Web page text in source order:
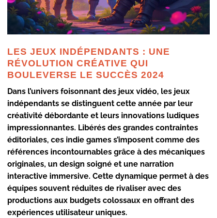
LES JEUX INDÉPENDANTS : UNE
RÉVOLUTION CRÉATIVE QUI
BOULEVERSE LE SUCCÈS 2024
Dans l’univers foisonnant des jeux vidéo, les jeux
indépendants se distinguent cette année par leur
créativité débordante et leurs innovations ludiques
impressionnantes. Libérés des grandes contraintes
éditoriales, ces indie games s’imposent comme des
références incontournables grâce à des mécaniques
originales, un design soigné et une narration
interactive immersive. Cette dynamique permet à des
équipes souvent réduites de rivaliser avec des
productions aux budgets colossaux en offrant des
expériences utilisateur uniques.